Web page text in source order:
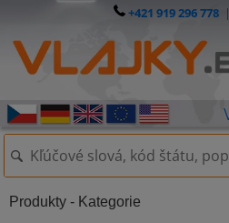
+421 919 296 778|
Produkty - Kategorie